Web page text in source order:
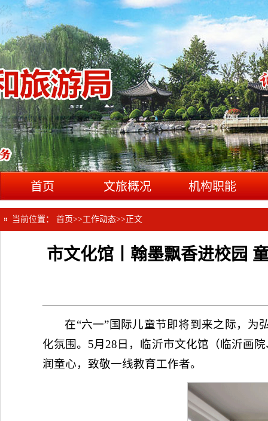
首页 文旅概况 机构职能
当前位置： 首页>>工作动态>> 正文
市文化馆丨翰墨飘香进校园
在“六一”国际儿童节即将到来之际，为
化氛围。5月28日，临沂市文化馆（临沂画
润童心，致敬一线教育工作者。